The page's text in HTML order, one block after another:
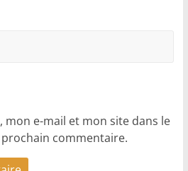
e-mail et mon site dans le
commentaire.